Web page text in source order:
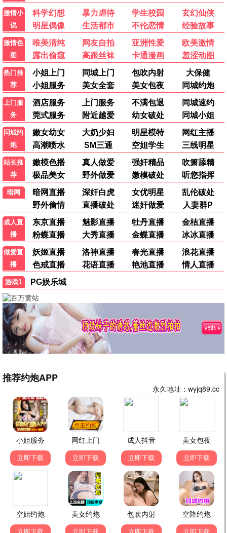
隐秘的角落2
悬疑 / 犯罪 / 惊悚
三体3
科幻 / 未来 / 史诗
繁花续集
都市 / 爱情 / 商战